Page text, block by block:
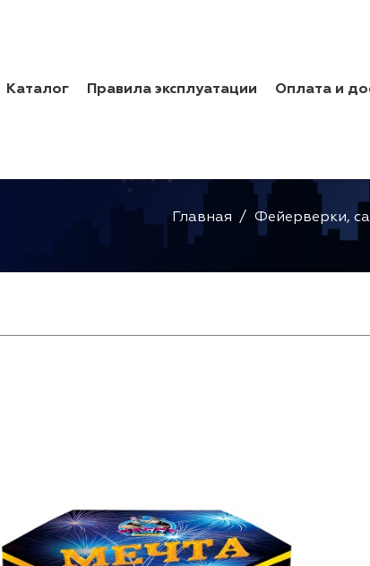
Каталог Правила эксплуатации Оплата и
Главная Фейерверки,